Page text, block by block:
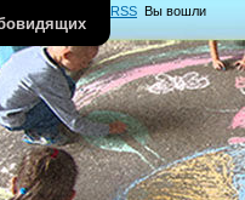
RSS Вы вошли
"Гости"